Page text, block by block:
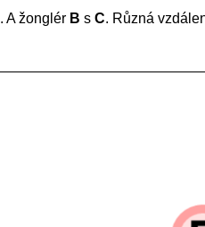
. A žonglér B s C. Různá